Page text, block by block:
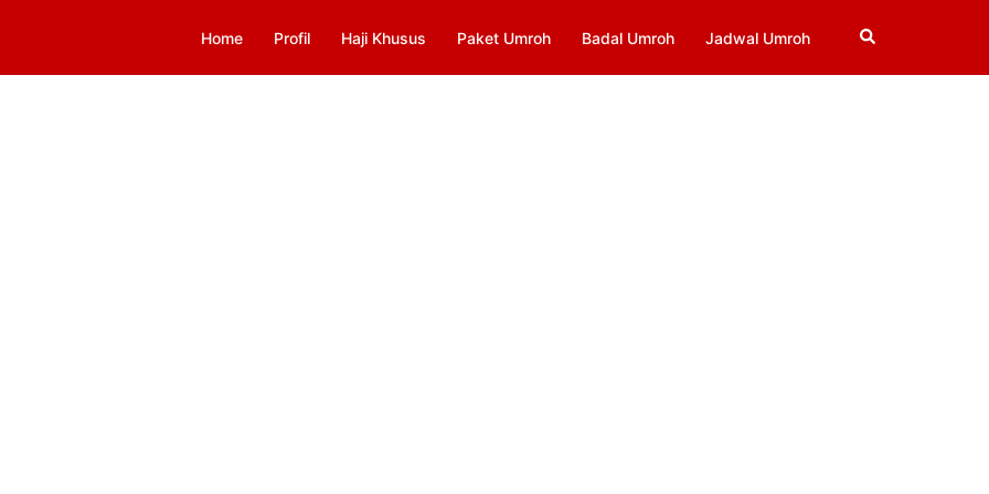
Home Profil Haji Khusus Paket Umroh Badal Umroh Jadwal Umroh Search